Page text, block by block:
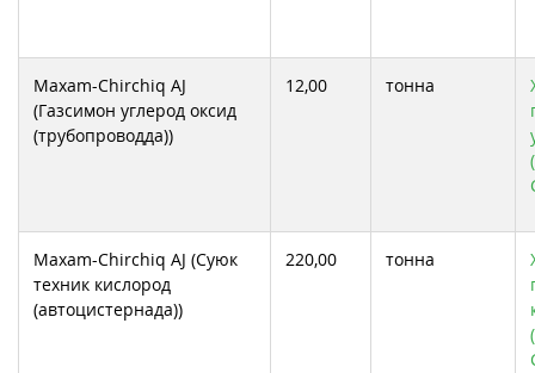
Maxam-Chirchiq AJ
(Газсимон углерод оксид
(трубопроводда))
12,00 тонна
Maxam-Chirchiq AJ (Суюк
техник кислород
(автоцистернада))
220,00 тонна